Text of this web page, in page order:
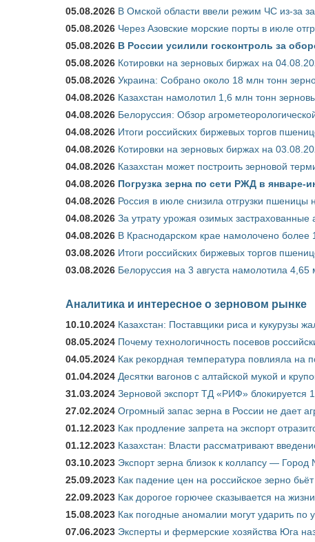
05.08.2026 В Омской области ввели режим ЧС из-за
05.08.2026 Через Азовские морские порты в июле
05.08.2026 В России усилили госконтроль за
05.08.2026 Котировки на зерновых биржах на
05.08.2026 Украина: Собрано около 18 млн тонн
04.08.2026 Казахстан намолотил 1,6 млн тонн
04.08.2026 Белоруссия: Обзор
04.08.2026 Итоги российских биржевых торгов
04.08.2026 Котировки на зерновых биржах на
04.08.2026 Казахстан может построить зерновой
04.08.2026 Погрузка зерна по сети РЖД в январе-
04.08.2026 Россия в июле снизила отгрузки пшеницы
04.08.2026 За утрату урожая озимых
04.08.2026 В Краснодарском крае намолочено более
03.08.2026 Итоги российских биржевых торгов
03.08.2026 Белоруссия на 3 августа намолотила
Аналитика и интересное о зерновом рынке
10.10.2024 Казахстан: Поставщики риса и кукурузы
08.05.2024 Почему технологичность посевов
04.05.2024 Как рекордная температура повлияла
01.04.2024 Десятки вагонов с алтайской мукой и
31.03.2024 Зерновой экспорт ТД «РИФ» блокируется
27.02.2024 Огромный запас зерна в России не дает
01.12.2023 Как продление запрета на экспорт
01.12.2023 Казахстан: Власти рассматривают
03.10.2023 Экспорт зерна близок к коллапсу — Город
25.09.2023 Как падение цен на российское зерно
22.09.2023 Как дорогое горючее сказывается на
15.08.2023 Как погодные аномалии могут ударить по
07.06.2023 Эксперты и фермерские хозяйства Юга